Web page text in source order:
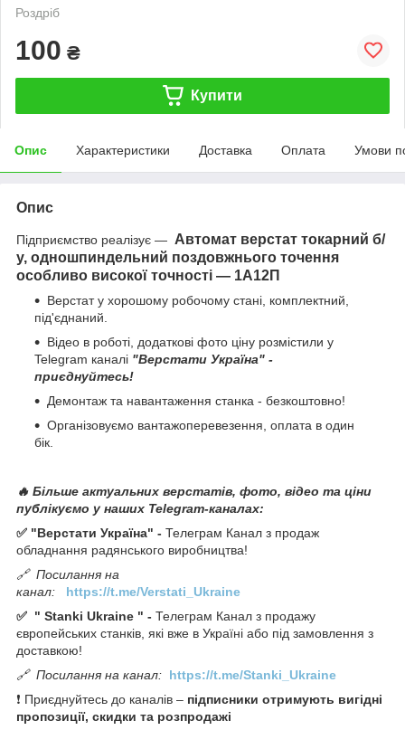
Роздріб
100 ₴
Купити
Опис Характеристики Доставка Оплата Умови
Опис
Підприємство реалізує — Автомат верстат токарний б/
у, одношпиндельний поздовжнього точення
особливо високої точності — 1А12П
Верстат у хорошому робочому стані, комплектний,
під'єднаний.
Відео в роботі, додаткові фото ціну розмістили у
Telegram каналі "Верстати Україна" -
приєднуйтесь!
Демонтаж та навантаження станка - безкоштовно!
Організовуємо вантажоперевезення, оплата в один
бік.
🔥 Більше актуальних верстатів, фото, відео та ціни
публікуємо у наших Telegram-каналах:
✅ "Верстати Україна" - Телеграм Канал з продаж
обладнання радянського виробництва!
🔗 Посилання на
канал: https://t.me/Verstati_Ukraine
✅ " Stanki Ukraine " - Телеграм Канал з продажу
європейських станків, які вже в Україні або під замовлення з
доставкою!
🔗 Посилання на канал: https://t.me/Stanki_Ukraine
❗ Приєднуйтесь до каналів – підписники отримують вигідні
пропозиції, скидки та розпродажі